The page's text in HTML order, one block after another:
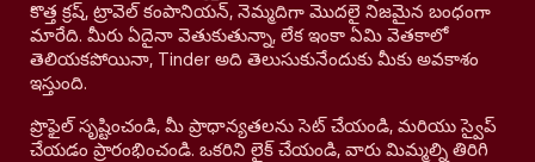
కొత్త క్రష్, ట్రావెల్ కంపానియన్, నెమ్మదిగా మొదలై నిజమైన బంధంగా
మారేది. మీరు ఏదైనా వెతుకుతున్నా, లేక ఇంకా ఏమి వెతకాలో
తెలియకపోయినా, Tinder అది తెలుసుకునేందుకు మీకు అవకాశం
ఇస్తుంది.
ప్రొఫైల్ సృష్టించండి, మీ ప్రాధాన్యతలను సెట్ చేయండి, మరియు స్వైప్
చేయడం ప్రారంభించండి. ఒకరిని లైక్ చేయండి, వారు మిమ్మల్ని తిరిగి